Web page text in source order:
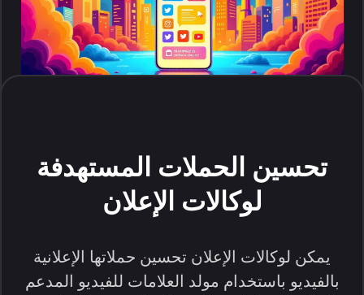
تحسين الحملات المستهدفة
لوكالات الإعلان
يمكن لوكالات الإعلان تحسين حملاتها الإعلانية
بالفيديو باستخدام مولد العلامات للفيديو المدعم